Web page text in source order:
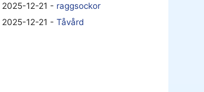
2025-12-21 - raggsockor
2025-12-21 - Tåvård